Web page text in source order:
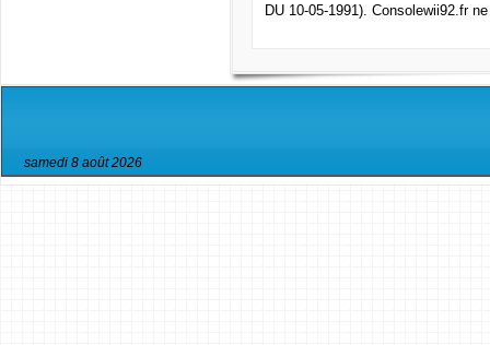
DU 10-05-1991). Consolewii92.fr
samedi 8 août 2026